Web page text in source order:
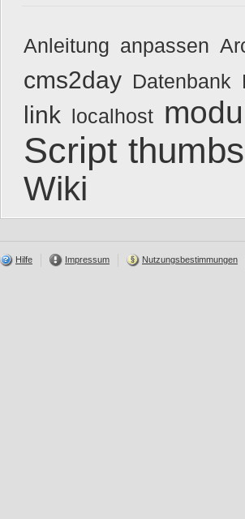
Anleitung anpassen
cms2day Datenbank
link localhost
Script thumbs
Wiki
Hilfe Impressum Nutzungsbestimmungen